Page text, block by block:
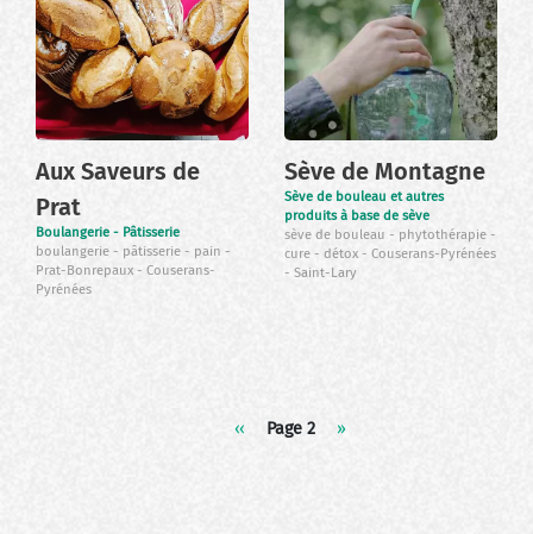
Aux Saveurs de
Prat
Boulangerie - Pâtisserie
boulangerie
pâtisserie
pain
Prat-Bonrepaux
Couserans-
Pyrénées
Sève de Montagne
Sève de bouleau et autres
produits à base de sève
sève de bouleau
phytothérapie
cure
détox
Couserans-Pyrénées
Saint-Lary
Page
‹‹ Page 2
Page
››